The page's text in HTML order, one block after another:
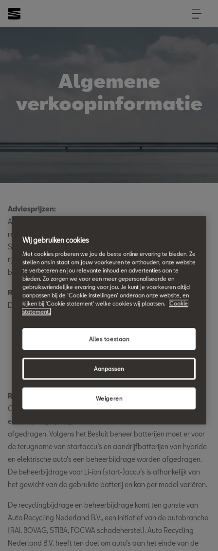
Algemene
verkoopinformatie
Adviesprijzen:
Alle prijzen vermeld op deze website, in radioreclames, tv-
reclames, advertenties of andere communicatie-uitingen van
SEAT zijn consumentenadviesprijzen inclusief btw, bpm,
rijklaarmaakkosten, leges, recyclingbijdrage en eventueel
beheerbijdrage.
Rijklaarmaakkosten:
De rijklaarmaakkosten bestaan o.a. uit:
In- en uitwendig reinigen en poetsen
Recycling- en beheerbijdrage:
Op grond van de Wet milieubeheer moet voor elke nieuwe auto
een recyclingbijdrage van € 22,50 inclusief btw worden
afgedragen. Volgens het Besluit beheer batterijen moet er voor
de terugname van startaccu’s en aandrijfbatterijen van hybride
en elektrische auto’s een beheerbijdrage worden afgedragen.
De beheerbijdrage voor Li-ion (start-)accu’s is afhankelijk van
het gewicht van de gebruikte batterij en kan per model variëren.
De recyclingbijdrage en beheerbijdrage komt ten gunste van
Auto Recycling Nederland B.V., een initiatief van de autobranche
(RAI, BOVAG, STIBA, FOCWA schadeherstel). Auto Recycling
Nederland B.V. heeft ten doel om auto’s aan het einde van de
Wij gebruiken cookies
Met cookies proberen we jou de beste online ervaring te bieden. Ze
stellen ons in staat om jouw voorkeuren te onthouden, onze website
te verbeteren en jou relevante inhoud en advertenties aan te
bieden. Zo zorgen we voor een meer gepersonaliseerde en
gebruiksvriendelijke ervaring voor jou. Je kunt je voorkeuren altijd
aanpassen bij de ‘Cookie instellingen’ onderaan onze website, en
kijken bij 'Cookie statement' welke cookies wij plaatsen.
Cookie
statement.
Weigeren
Alles toestaan
Aanpassen